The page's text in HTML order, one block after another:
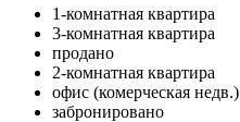
1-комнатная квартира
3-комнатная квартира
продано
2-комнатная квартира
офис (комерческая недв.)
забронировано